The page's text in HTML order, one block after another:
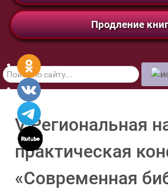
Продление
Поиск
по
сайту
V Региональная
практическая
«Современная